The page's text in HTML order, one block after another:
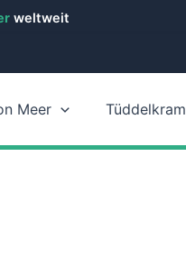
weltweit
Meer Tüddelkram